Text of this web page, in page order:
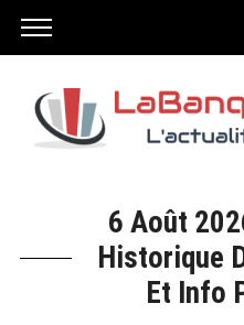
6 Août
Historique
Et Info